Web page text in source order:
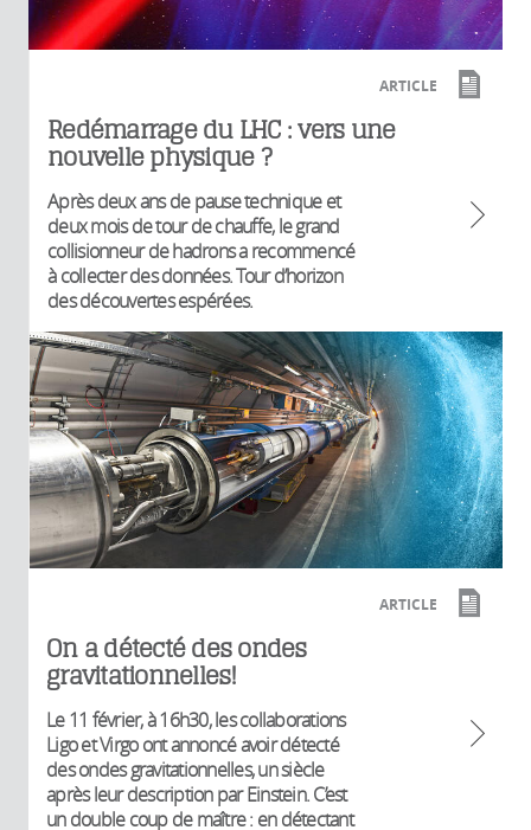
ARTICLE
Redémarrage du LHC : vers une
nouvelle physique ?
Après deux ans de pause technique et
deux mois de tour de chauffe, le grand
collisionneur de hadrons a recommencé
à collecter des données. Tour d’horizon
des découvertes espérées.
ARTICLE
On a détecté des ondes
gravitationnelles!
Le 11 février, à 16h30, les collaborations
Ligo et Virgo ont annoncé avoir détecté
des ondes gravitationnelles, un siècle
après leur description par Einstein. C’est
un double coup de maître : en détectant